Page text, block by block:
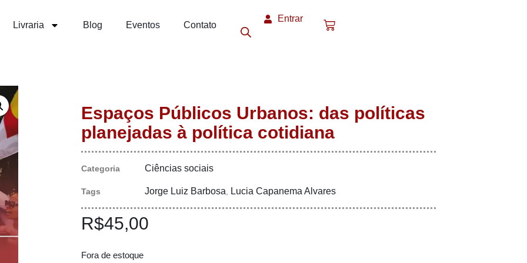
Livraria Blog Eventos Contato
Entrar
Espaços Públicos Urbanos: das políticas
planejadas à política cotidiana
Categoria Ciências sociais
Tags Jorge Luiz Barbosa, Lucia Capanema Alvares
R$45,00
Fora de estoque